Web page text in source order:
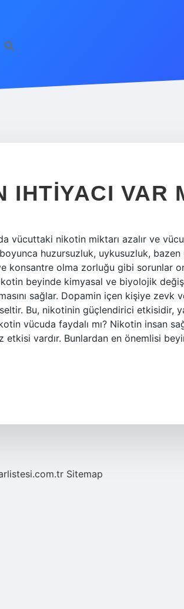
IHTIYACI VAR
vücuttaki nikotin miktarı azalır ve
huzursuzluk, uykusuzluk, bazen
konsantre olma zorluğu gibi sorunlar
beyinde kimyasal ve biyolojik
sağlar. Dopamin içen kişiye zevk
Bu, nikotinin güçlendirici etkisidir,
vücuda faydalı mı? Nikotin insan
etkisi vardır. Bunlardan en önemlisi
Sitemap